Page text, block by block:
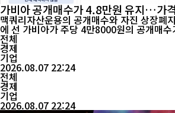
가비아 공개매수가 4.8만원 유지…가
맥쿼리자산운용의 공개매수와 자진 상장폐
에 선 가비아가 주당 4만8000원의 공개매
하기로 했다. 다만 행동주의 펀드 등이 요구해 온 공개매수가 인상
협상이나 다른 인수 후보를 찾는 절차까지 곧
하면서, 가비아 이사회가 일반주주의 이익을
전체
경제
기업
2026.08.07 22:24
전체
경제
기업
2026.08.07 22:24